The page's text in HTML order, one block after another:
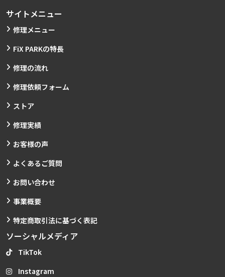
サイトメニュー
修理メニュー
FiX PARKの特長
修理の流れ
修理依頼フォーム
ストア
修理実績
お客様の声
よくあるご質問
お問い合わせ
事業概要
特定商取引法に基づく表記
ソーシャルメディア
TikTok
Instagram